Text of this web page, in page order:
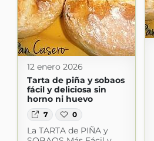
12 enero 2026
Tarta de piña y sobaos
fácil y deliciosa sin
horno ni huevo
7 0
La TARTA de PIÑA y